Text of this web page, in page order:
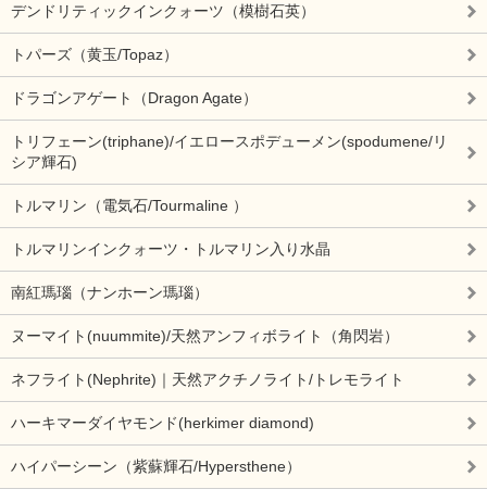
デンドリティックインクォーツ（模樹石英）
トパーズ（黄玉/Topaz）
ドラゴンアゲート（Dragon Agate）
トリフェーン(triphane)/イエロースポデューメン(spodumene/リ
シア輝石)
トルマリン（電気石/Tourmaline ）
トルマリンインクォーツ・トルマリン入り水晶
南紅瑪瑙（ナンホーン瑪瑙）
ヌーマイト(nuummite)/天然アンフィボライト（角閃岩）
ネフライト(Nephrite)｜天然アクチノライト/トレモライト
ハーキマーダイヤモンド(herkimer diamond)
ハイパーシーン（紫蘇輝石/Hypersthene）